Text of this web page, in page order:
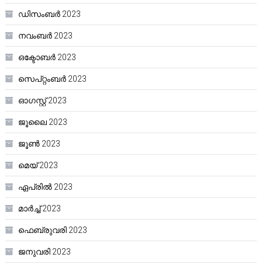
ഡിസംബർ 2023
നവംബർ 2023
ഒക്ടോബർ 2023
സെപ്റ്റംബർ 2023
ഓഗസ്റ്റ്‌ 2023
ജൂലൈ 2023
ജൂൺ 2023
മെയ്‌ 2023
ഏപ്രിൽ 2023
മാർച്ച്‌ 2023
ഫെബ്രുവരി 2023
ജനുവരി 2023